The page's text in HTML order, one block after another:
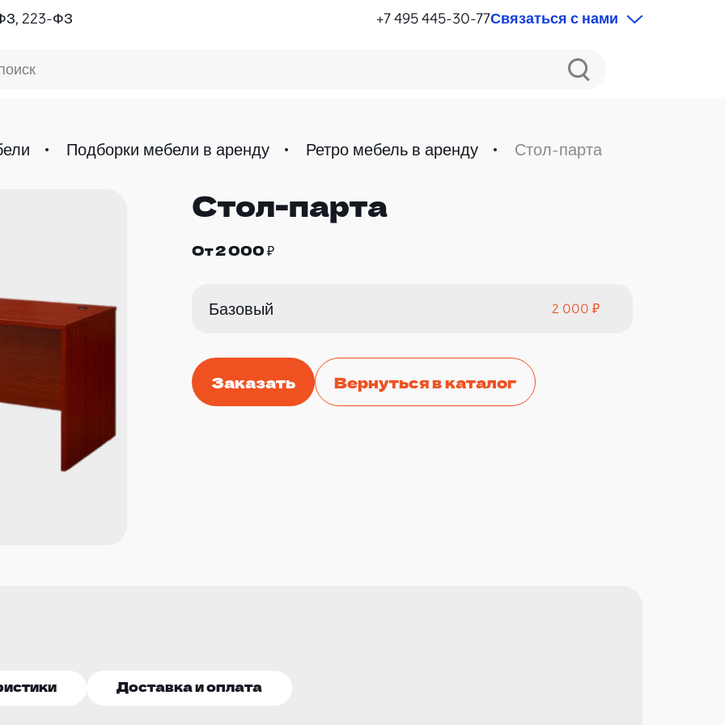
223-ФЗ +7 495 445-30-77Связаться с нами
Подборки мебели в аренду Ретро мебель в аренду Стол-парта
Стол-парта
От 2 000 ₽
Базовый 2 000 ₽
Заказать Вернуться в каталог
Доставка и оплата